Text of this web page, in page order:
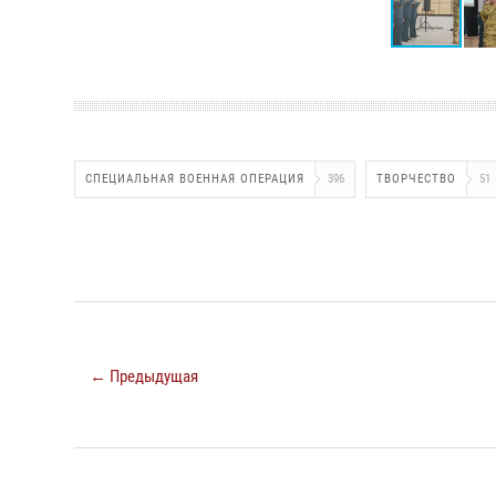
СПЕЦИАЛЬНАЯ ВОЕННАЯ ОПЕРАЦИЯ 396 ТВОРЧЕСТВО 51
← Предыдущая